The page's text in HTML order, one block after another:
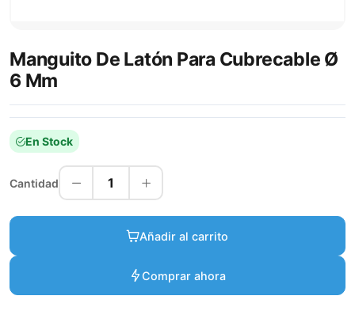
Manguito De Latón Para Cubrecable Ø
6 Mm
En Stock
Cantidad 1
Añadir al carrito
Comprar ahora